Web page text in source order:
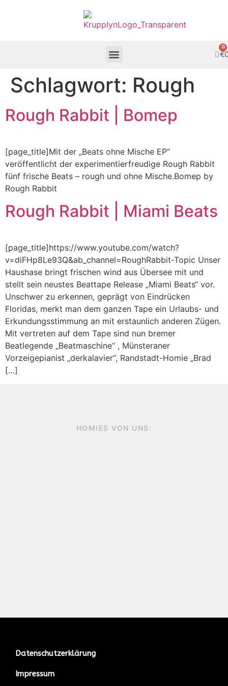
€
Schlagwort: Rough
Rough Rabbit | Bomep
[page_title]Mit der „Beats ohne Mische EP“
veröffentlicht der experimentierfreudige Rough Rabbit
fünf frische Beats – rough und ohne Mische.Bomep by
Rough Rabbit
Rough Rabbit | Miami Beats
[page_title]https://www.youtube.com/watch?
v=diFHp8Le93Q&ab_channel=RoughRabbit-Topic Unser
Haushase bringt frischen wind aus Übersee mit und
stellt sein neustes Beattape Release „Miami Beats“ vor.
Unschwer zu erkennen, geprägt von Eindrücken
Floridas, merkt man dem ganzen Tape ein Urlaubs- und
Erkundungsstimmung an mit erstaunlich anderen Zügen.
Mit vertreten auf dem Tape sind nun bremer
Beatlegende „Beatmaschine“ , Münsteraner
Vorzeigepianist „derkalavier“, Randstadt-Homie „Brad
[…]
HOMIES VON UNS:
Datenschutzerklärung
Impressum